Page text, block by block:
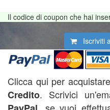
Il codice di coupon che hai
Iscriviti
Clicca qui per
Credito. Scrivici